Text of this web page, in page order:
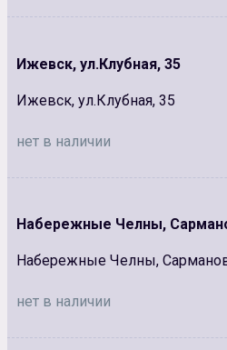
Ижевск, ул.Клубная, 35
Ижевск, ул.Клубная, 35
нет в наличии
Набережные Челны,
Набережные Челны,
нет в наличии